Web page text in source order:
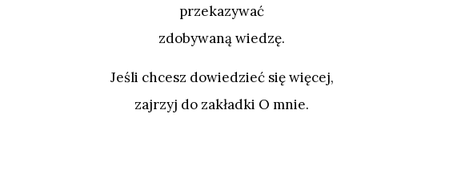
przekazywać
zdobywaną wiedzę.
Jeśli chcesz dowiedzieć się więcej,
zajrzyj do zakładki O mnie.